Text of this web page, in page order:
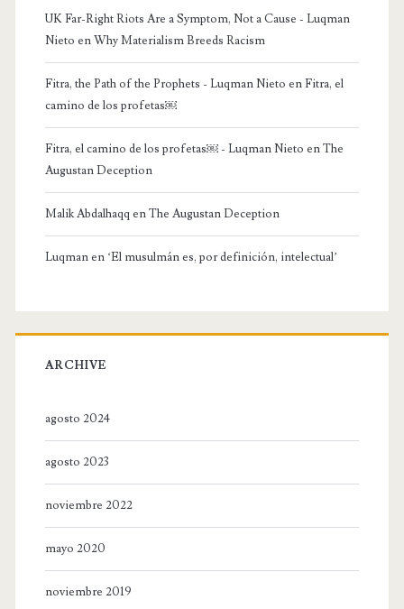
UK Far-Right Riots Are a Symptom, Not a Cause - Luqman
Nieto enWhy Materialism Breeds Racism
Fitra, the Path of the Prophets - Luqman Nieto enFitra, el
camino de los profetas￼
Fitra, el camino de los profetas￼ - Luqman Nieto enThe
Augustan Deception
Malik Abdalhaqq enThe Augustan Deception
Luqmanen ‘El musulmán es, por definición, intelectual’
ARCHIVE
agosto 2024
agosto 2023
noviembre 2022
mayo 2020
noviembre 2019